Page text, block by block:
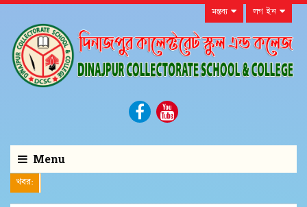
মন্তব্য লগ ইন
Menu
খবর: